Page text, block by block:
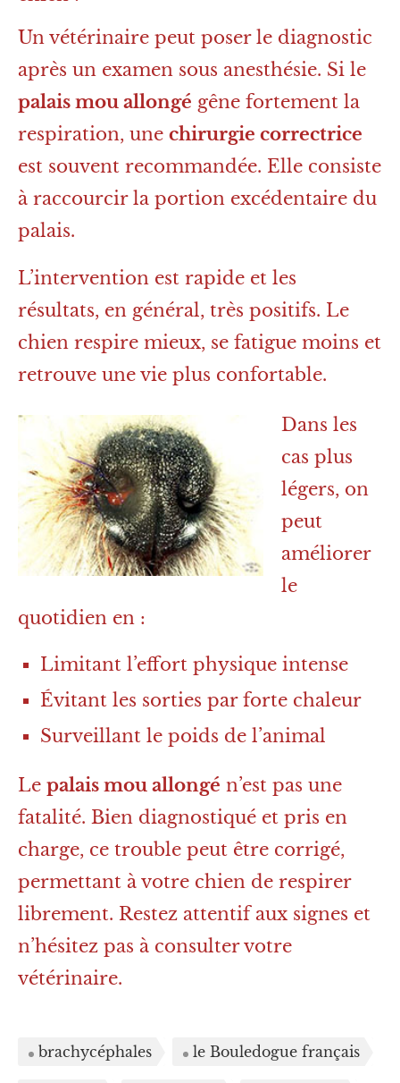
Un vétérinaire peut poser le diagnostic
après un examen sous anesthésie. Si le
palais mou allongé gêne fortement la
respiration, une chirurgie correctrice
est souvent recommandée. Elle consiste
à raccourcir la portion excédentaire du
palais.
L’intervention est rapide et les
résultats, en général, très positifs. Le
chien respire mieux, se fatigue moins et
retrouve une vie plus confortable.
Dans les
cas plus
légers, on
peut
améliorer
le
quotidien en :
Limitant l’effort physique intense
Évitant les sorties par forte chaleur
Surveillant le poids de l’animal
Le palais mou allongé n’est pas une
fatalité. Bien diagnostiqué et pris en
charge, ce trouble peut être corrigé,
permettant à votre chien de respirer
librement. Restez attentif aux signes et
n’hésitez pas à consulter votre
vétérinaire.
brachycéphales le Bouledogue français